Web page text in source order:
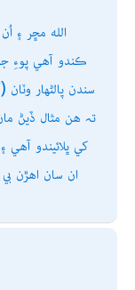
الله مڇر ۽
ڪندو آھي پوءِ
سندن پالڻھار
تہ ھن مثال ڏيڻ
کي ڀلائيندو
ان سان اھڙن